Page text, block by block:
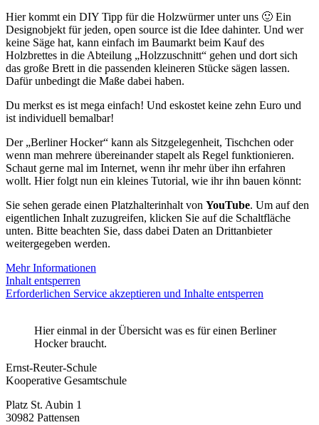
Hier kommt ein DIY Tipp für die Holzwürmer unter uns 🙂 Ein
Designobjekt für jeden, open source ist die Idee dahinter. Und wer
keine Säge hat, kann einfach im Baumarkt beim Kauf des
Holzbrettes in die Abteilung „Holzzuschnitt“ gehen und dort sich
das große Brett in die passenden kleineren Stücke sägen lassen.
Dafür unbedingt die Maße dabei haben.
Du merkst es ist mega einfach! Und eskostet keine zehn Euro und
ist individuell bemalbar!
Der „Berliner Hocker“ kann als Sitzgelegenheit, Tischchen oder
wenn man mehrere übereinander stapelt als Regel funktionieren.
Schaut gerne mal im Internet, wenn ihr mehr über ihn erfahren
wollt. Hier folgt nun ein kleines Tutorial, wie ihr ihn bauen könnt:
Sie sehen gerade einen Platzhalterinhalt von YouTube. Um auf den
eigentlichen Inhalt zuzugreifen, klicken Sie auf die Schaltfläche
unten. Bitte beachten Sie, dass dabei Daten an Drittanbieter
weitergegeben werden.
Mehr Informationen
Inhalt entsperren
Erforderlichen Service akzeptieren und Inhalte entsperren
Hier einmal in der Übersicht was es für einen Berliner
Hocker braucht.
Ernst-Reuter-Schule
Kooperative Gesamtschule
Platz St. Aubin 1
30982 Pattensen